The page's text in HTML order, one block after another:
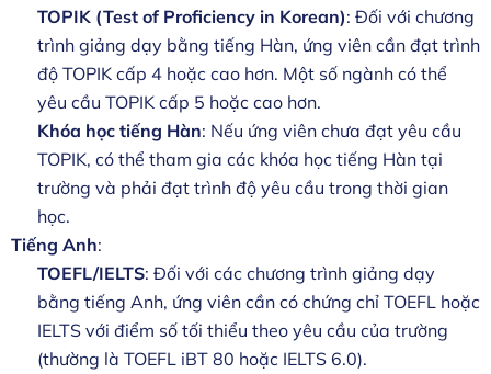
TOPIK (Test of Proficiency in Korean): Đối với chương
trình giảng dạy bằng tiếng Hàn, ứng viên cần đạt trình
độ TOPIK cấp 4 hoặc cao hơn. Một số ngành có thể
yêu cầu TOPIK cấp 5 hoặc cao hơn.
Khóa học tiếng Hàn: Nếu ứng viên chưa đạt yêu cầu
TOPIK, có thể tham gia các khóa học tiếng Hàn tại
trường và phải đạt trình độ yêu cầu trong thời gian
học.
Tiếng Anh:
TOEFL/IELTS: Đối với các chương trình giảng dạy
bằng tiếng Anh, ứng viên cần có chứng chỉ TOEFL hoặc
IELTS với điểm số tối thiểu theo yêu cầu của trường
(thường là TOEFL iBT 80 hoặc IELTS 6.0).